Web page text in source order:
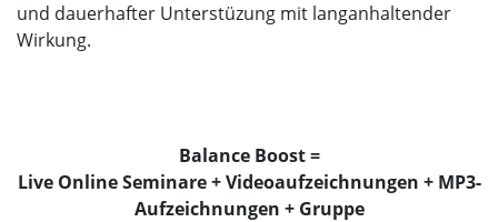
und dauerhafter Unterstüzung mit langanhaltender
Wirkung.
Balance Boost =
Live Online Seminare + Videoaufzeichnungen + MP3-
Aufzeichnungen + Gruppe